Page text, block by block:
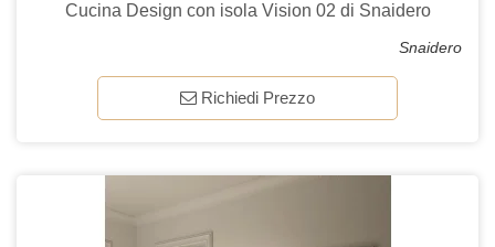
Cucina Design con isola Vision 02 di Snaidero
Snaidero
Richiedi Prezzo